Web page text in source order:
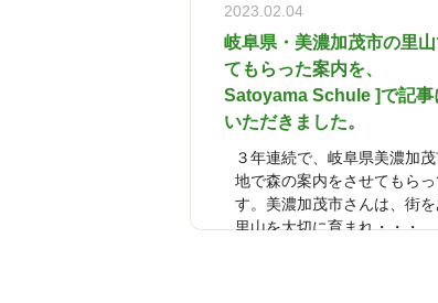
2023.02.04
岐阜県・美濃加茂市の里
てもらった案内
Satoyama Schule ]で記事
いただきました。
３年連続で、岐阜県美濃加
地で森の案内をさせてもらっ
す。美濃加茂市さんは、街
里山を大切に育まれ・・・